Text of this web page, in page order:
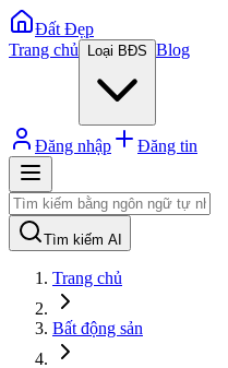
Đất Đẹp
Trang chủ
Loại BĐS Blog
Đăng nhập Đăng tin
Tìm kiếm AI
Trang chủ
Bất động sản